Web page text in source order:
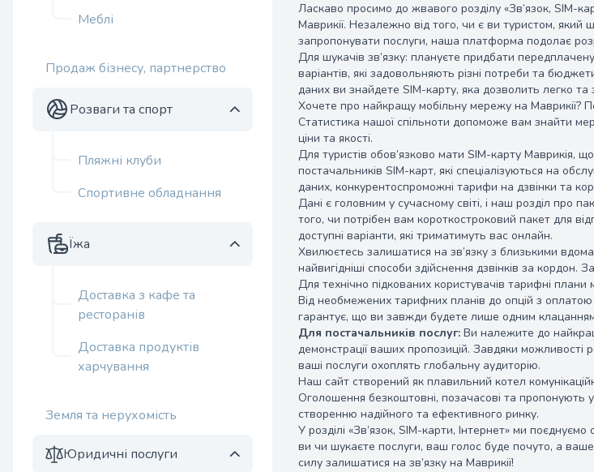
Меблі
Продаж бізнесу, партнерство
Розваги та спорт
Пляжні клуби
Спортивне обладнання
Їжа
Доставка з кафе та
ресторанів
Доставка продуктів
харчування
Земля та нерухомість
Юридичні послуги
640.00 одноразово
Ласкаво просимо до жвавого розділу «Зв’язок, SIM-
Маврикії. Незалежно від того, чи є ви туристом,
запропонувати послуги, наша платформа подолає
Для шукачів зв’язку: плануєте придбати
варіантів, які задовольняють різні потреби та
даних ви знайдете SIM-карту, яка дозволить легко та
Хочете про найкращу мобільну мережу на Маврикії?
Статистика нашої спільноти допоможе вам знайти
ціни та якості.
Для туристів обов’язково мати SIM-карту Маврикія,
постачальників SIM-карт, які спеціалізуються на
даних, конкурентоспроможні тарифи на дзвінки та
Дані є головним у сучасному світі, і наш розділ про
того, чи потрібен вам короткостроковий пакет для
доступні варіанти, які триматимуть вас онлайн.
Хвилюєтесь залишатися на зв’язку з близькими
найвигідніші способи здійснення дзвінків за
Для технічно підкованих користувачів тарифні
Від необмежених тарифних планів до опцій з
гарантує, що ви завжди будете лише одним клацанням
Для постачальників послуг: Ви належите до
демонстрації ваших пропозицій. Завдяки можливості
ваші послуги охоплять глобальну аудиторію.
Наш сайт створений як плавильний котел
Оголошення безкоштовні, позачасові та пропонують
створенню надійного та ефективного ринку.
У розділі «Зв’язок, SIM-карти, Інтернет» ми
ви чи шукаєте послуги, ваш голос буде почуто, а ваше
силу залишатися на зв’язку на Маврикії!